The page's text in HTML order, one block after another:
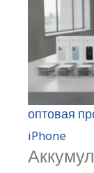
оптовая
iPhone